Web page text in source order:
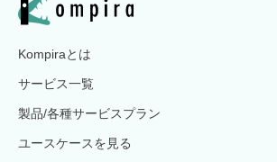
Kompiraとは
サービス一覧
製品/各種サービスプラン
ユースケースを見る